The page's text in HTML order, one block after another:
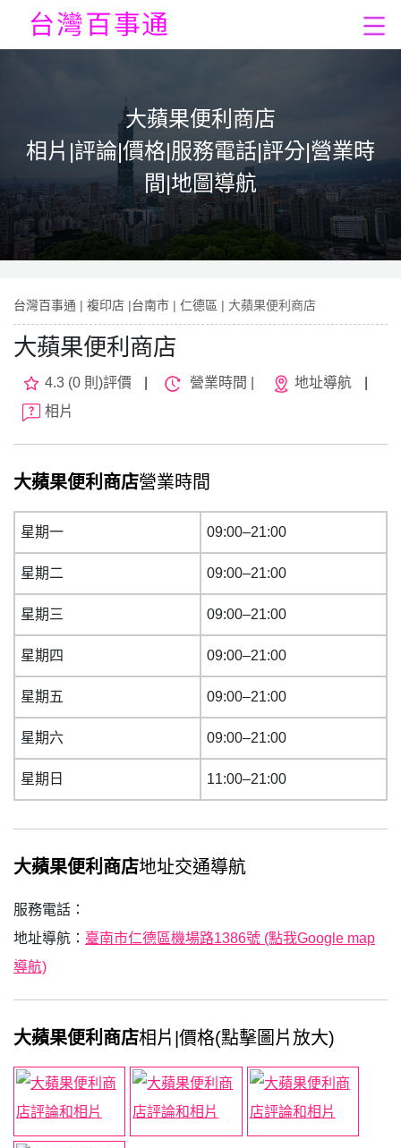
大蘋果便利商店
相片|評論|價格|服務電話|評分|營業時
間|地圖導航
台灣百事通 | 複印店 |台南市 | 仁德區 | 大蘋果便利商店
大蘋果便利商店
4.3 (0 則)評價 營業時間 | 地址導航
相片
大蘋果便利商店營業時間
星期一 09:00–21:00
星期二 09:00–21:00
星期三 09:00–21:00
星期四 09:00–21:00
星期五 09:00–21:00
星期六 09:00–21:00
星期日 11:00–21:00
大蘋果便利商店地址交通導航
服務電話：
地址導航： 臺南市仁德區機場路1386號 (點我Google map
導航)
大蘋果便利商店相片|價格(點擊圖片放大)